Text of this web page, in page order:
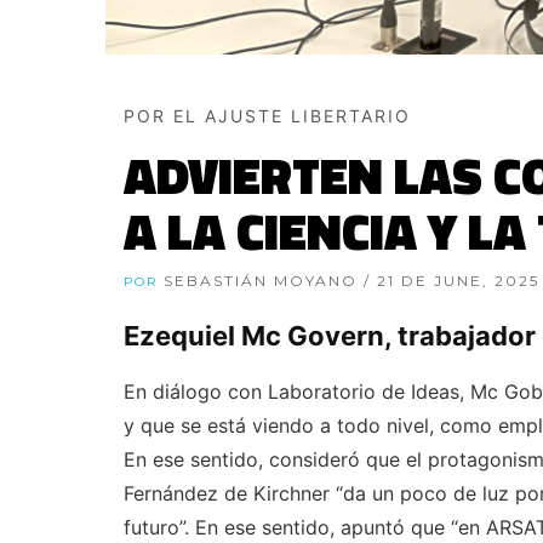
POR EL AJUSTE LIBERTARIO
ADVIERTEN LAS
A LA CIENCIA Y
POR SEBASTIÁN MOYANO / 21 DE JUNE, 2025
Ezequiel Mc Govern,
En diálogo con Laboratorio de Ideas, Mc
y que se está viendo a todo nivel, como
En ese sentido, consideró que el
Fernández de Kirchner “da un poco de luz
futuro”. En ese sentido, apuntó que “en